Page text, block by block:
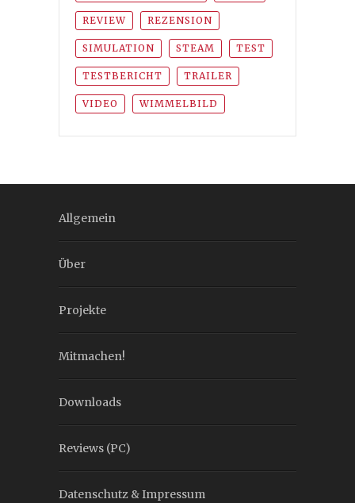
REVIEW REZENSION
SIMULATION STEAM TEST
TESTBERICHT TRAILER
VIDEO WIMMELBILD
Allgemein
Über
Projekte
Mitmachen!
Downloads
Reviews (PC)
Datenschutz & Impressum